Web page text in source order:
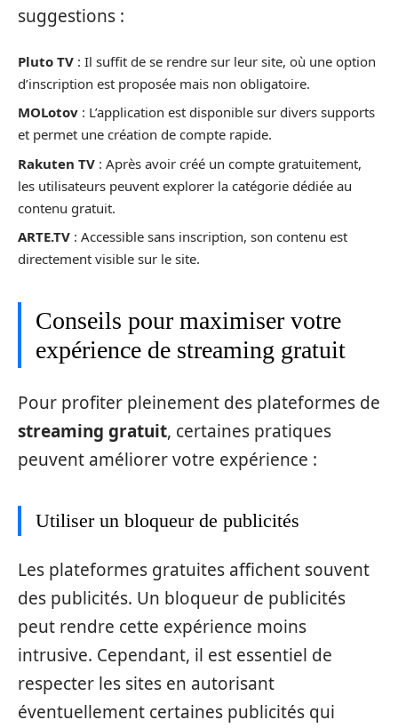
suggestions :
Pluto TV : Il suffit de se rendre sur leur site, où une option
d’inscription est proposée mais non obligatoire.
MOLotov : L’application est disponible sur divers supports
et permet une création de compte rapide.
Rakuten TV : Après avoir créé un compte gratuitement,
les utilisateurs peuvent explorer la catégorie dédiée au
contenu gratuit.
ARTE.TV : Accessible sans inscription, son contenu est
directement visible sur le site.
Conseils pour maximiser votre
expérience de streaming gratuit
Pour profiter pleinement des plateformes de
streaming gratuit, certaines pratiques
peuvent améliorer votre expérience :
Utiliser un bloqueur de publicités
Les plateformes gratuites affichent souvent
des publicités. Un bloqueur de publicités
peut rendre cette expérience moins
intrusive. Cependant, il est essentiel de
respecter les sites en autorisant
éventuellement certaines publicités qui